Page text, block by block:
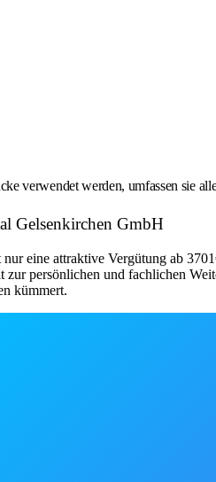
verwendet werden, umfassen sie
Gelsenkirchen GmbH
eine attraktive Vergütung ab
persönlichen und fachlichen
kümmert.